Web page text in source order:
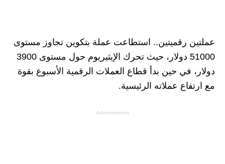
عملتين رقميتين.. استطاعت عملة بتكوين تجاوز مستوى
51000 دولار، حيث تحرك الإيثيريوم حول مستوى 3900
دولار، في حين بدأ قطاع العملات الرقمية الأسبوع بقوة
مع ارتفاع عملاته الرئيسية.
Advertisement